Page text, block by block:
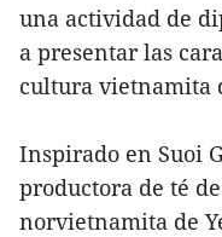
una actividad de
a presentar las
cultura vietnamita
Inspirado en Suoi
productora de té
norvietnamita de